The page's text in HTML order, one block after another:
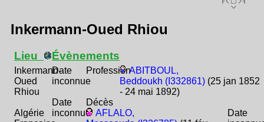
Inkermann-Oued Rhiou
Lieu
Inkermann-
Oued
Rhiou
Algérie
Évènements
Date
inconnue
ProfessionABITBOUL,
Beddoukh (I332861) (25 jan 1852
- 24 mai 1892)
Date
inconnue
Décès
AFLALO,
Date